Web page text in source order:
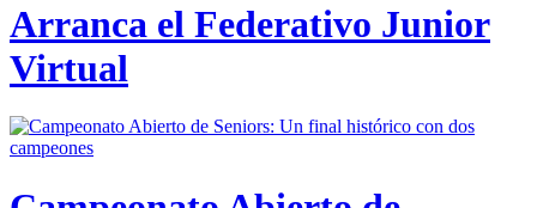
Arranca el Federativo Junior
Virtual